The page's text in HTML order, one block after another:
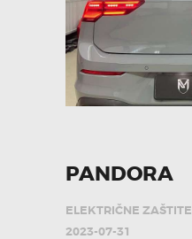
PANDORA
ELEKTRIČNE ZAŠTITE
2023-07-31